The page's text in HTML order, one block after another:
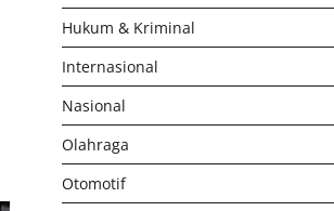
Hukum & Kriminal
Internasional
Nasional
Olahraga
Otomotif